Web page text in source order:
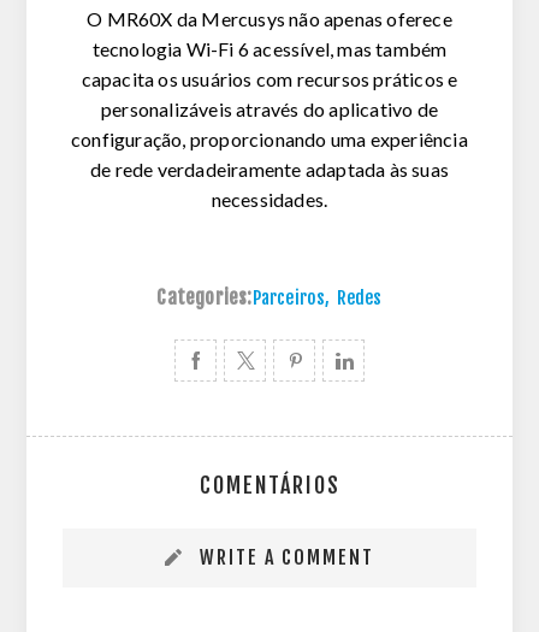
O MR60X da Mercusys não apenas oferece
tecnologia Wi-Fi 6 acessível, mas também
capacita os usuários com recursos práticos e
personalizáveis através do aplicativo de
configuração, proporcionando uma experiência
de rede verdadeiramente adaptada às suas
necessidades.
Categories:Parceiros, Redes
COMENTÁRIOS
WRITE A COMMENT